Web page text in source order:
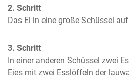
2. Schritt
Das Ei in eine große Schüssel
3. Schritt
In einer anderen Schüssel zwei
Eies mit zwei Esslöffeln der